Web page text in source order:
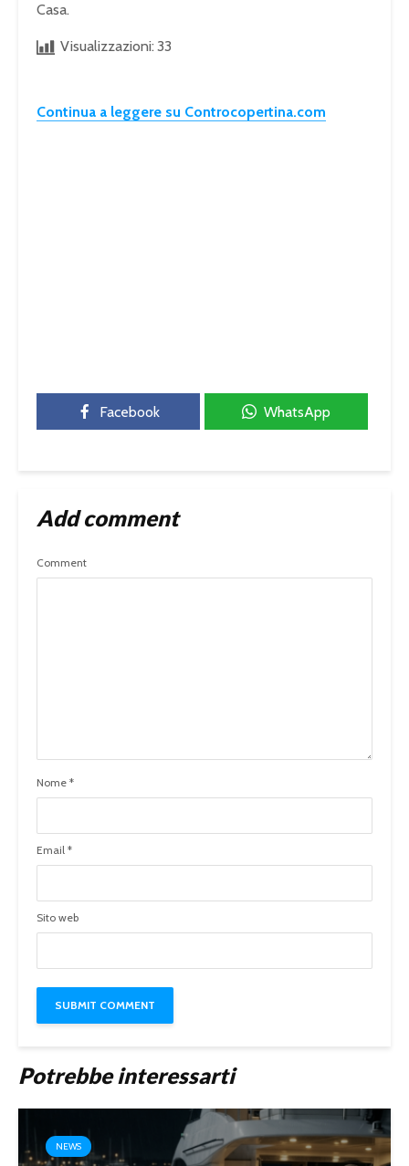
Casa.
Visualizzazioni: 33
Continua a leggere su Controcopertina.com
Facebook WhatsApp
Add comment
Comment
Nome *
Email *
Sito web
Potrebbe interessarti
NEWS